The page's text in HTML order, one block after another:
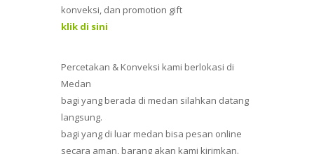
konveksi, dan promotion gift
klik di sini
Percetakan & Konveksi kami berlokasi di
Medan
bagi yang berada di medan silahkan datang
langsung.
bagi yang di luar medan bisa pesan online
secara aman, barang akan kami kirimkan.